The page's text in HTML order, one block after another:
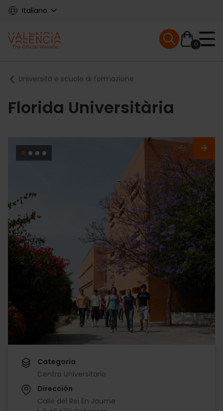
Skip
content
Italiano
Main
navigation
0
Mobile menu
Breadcrumb
Università e scuole di formazione
Florida Universitària
Categoria
Centro Universitario
Dirección
Calle del Rei En Jaume